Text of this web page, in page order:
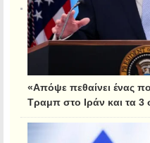
«Απόψε πεθαίνει ένας
Τραμπ στο Ιράν και τα 3